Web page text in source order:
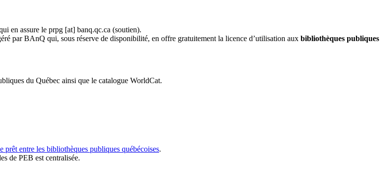
en assure le prpg [at] banq.qc.ca (soutien).
par BAnQ qui, sous réserve de disponibilité, en offre gratuitement la licence d’utilisation aux bibliothèques publiques
du Québec ainsi que le catalogue WorldCat.
prêt entre les bibliothèques publiques québécoises.
de PEB est centralisée.